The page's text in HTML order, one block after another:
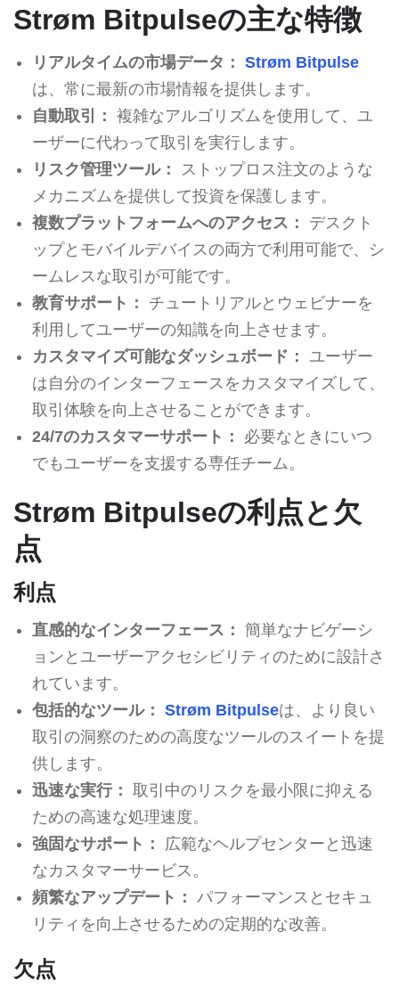
Strøm Bitpulseの主な特徴
リアルタイムの市場データ： Strøm Bitpulse
は、常に最新の市場情報を提供します。
自動取引： 複雑なアルゴリズムを使用して、ユ
ーザーに代わって取引を実行します。
リスク管理ツール：
ストップロス注文のような
メカニズムを提供して投資を保護します。
複数プラットフォームへのアクセス：
デスクト
ップとモバイルデバイスの両方で利用可能で、シ
ームレスな取引が可能です。
教育サポート：
チュートリアルとウェビナーを
利用してユーザーの知識を向上させます。
カスタマイズ可能なダッシュボード：
ユーザー
は自分のインターフェースをカスタマイズして、
取引体験を向上させることができます。
24/7のカスタマーサポート：
必要なときにいつ
でもユーザーを支援する専任チーム。
Strøm Bitpulseの利点と欠
点
利点
直感的なインターフェース： 簡単なナビゲーシ
ョンとユーザーアクセシビリティのために設計さ
れています。
包括的なツール： Strøm Bitpulseは、より良い
取引の洞察のための高度なツールのスイートを提
供します。
迅速な実行： 取引中のリスクを最小限に抑える
ための高速な処理速度。
強固なサポート：
広範なヘルプセンターと迅速
なカスタマーサービス。
頻繁なアップデート： パフォーマンスとセキュ
リティを向上させるための定期的な改善。
欠点